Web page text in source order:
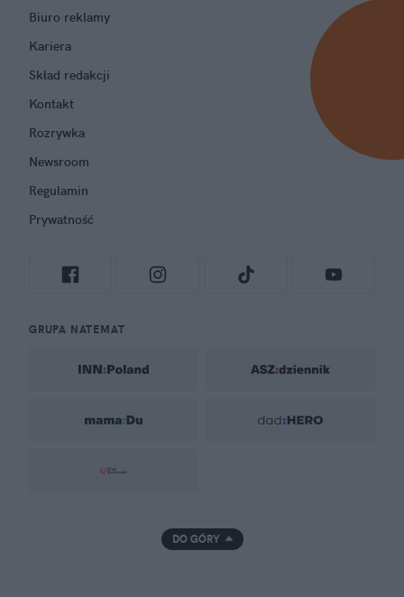
Biuro reklamy
Kariera
Skład redakcji
Kontakt
Rozrywka
Newsroom
Regulamin
Prywatność
GRUPA NATEMAT
DO GÓRY